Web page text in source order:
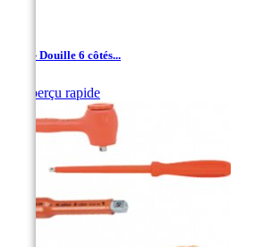
1/4'' - Douille 6 côtés...
Aperçu rapide